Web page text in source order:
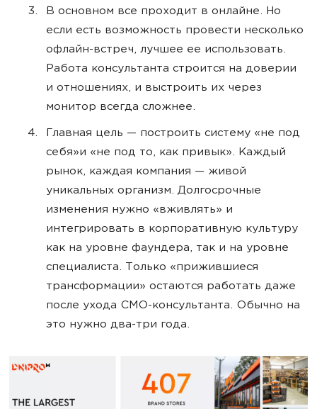
В основном все проходит в онлайне. Но
если есть возможность провести несколько
офлайн-встреч, лучшее ее использовать.
Работа консультанта строится на доверии
и отношениях, и выстроить их через
монитор всегда сложнее.
Главная цель — построить систему «не под
себя»и «не под то, как привык». Каждый
рынок, каждая компания — живой
уникальных организм. Долгосрочные
изменения нужно «вживлять» и
интегрировать в корпоративную культуру
как на уровне фаундера, так и на уровне
специалиста. Только «прижившиеся
трансформации» остаются работать даже
после ухода СМО-консультанта. Обычно на
это нужно два-три года.